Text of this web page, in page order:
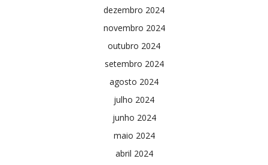
dezembro 2024
novembro 2024
outubro 2024
setembro 2024
agosto 2024
julho 2024
junho 2024
maio 2024
abril 2024